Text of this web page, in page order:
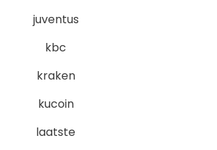
juventus
kbc
kraken
kucoin
laatste